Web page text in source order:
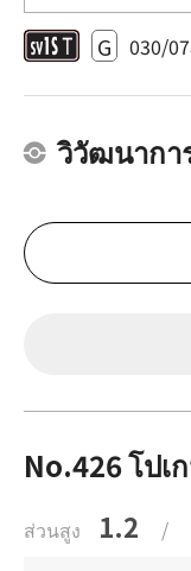
G 030/
วิวัฒนากา
No.426 โป
ส่วนสูง 1.2 /